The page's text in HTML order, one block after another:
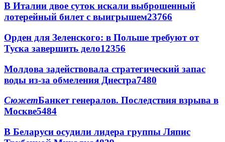
В Италии двое суток искали выброшенный
лотерейный билет с выигрышем23766
Орден для Зеленского: в Польше требуют от
Туска завершить дело12356
Молдова задействовала стратегический запас
воды из-за обмеления Днестра7480
СюжетБанкет генералов. Последствия взрыва в
Москве5484
В Беларуси осудили лидера группы Ляпис